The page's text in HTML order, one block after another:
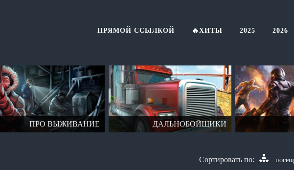
ПРО ВЫЖИВАНИЕ ДАЛЬНОБОЙЩИКИ
ПРЯМОЙ ССЫЛКОЙ 🔥ХИТЫ 2025 2026